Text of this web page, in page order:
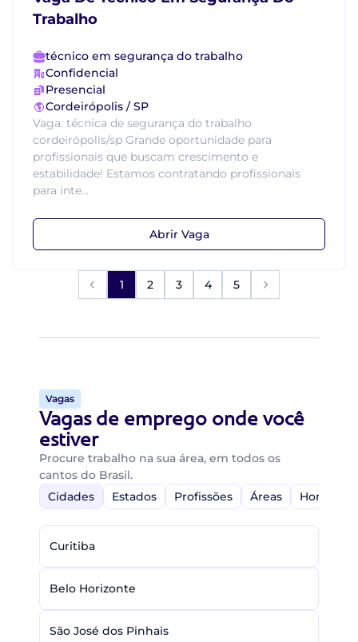
Trabalho
técnico em segurança do trabalho
Confidencial
Presencial
Cordeirópolis / SP
Vaga: técnica de segurança do trabalho
cordeirópolis/sp Grande oportunidade para
profissionais que buscam crescimento e
estabilidade! Estamos contratando profissionais
para inte...
Abrir Vaga
1 2 3 4 5
Vagas
Vagas de emprego onde você
estiver
Procure trabalho na sua área, em todos os
cantos do Brasil.
Cidades
Estados Profissões Áreas Home-
Curitiba
Belo Horizonte
São José dos Pinhais